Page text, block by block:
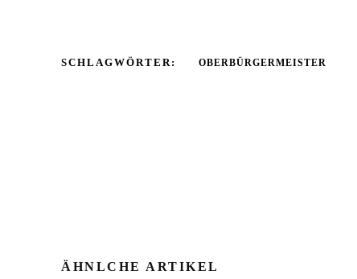
SCHLAGWÖRTER: OBERBÜRGERMEISTER
ÄHNLCHE ARTIKEL